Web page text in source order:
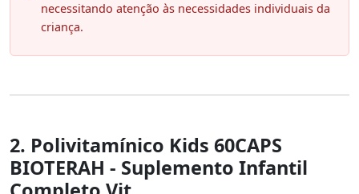
necessitando atenção às necessidades individuais da
criança.
2. Polivitamínico Kids 60CAPS
BIOTERAH - Suplemento Infantil